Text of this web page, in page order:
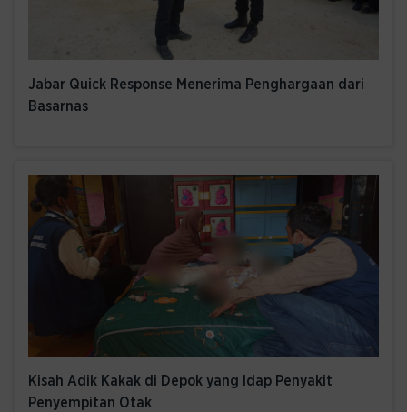
Jabar Quick Response Menerima Penghargaan dari
Basarnas
Kisah Adik Kakak di Depok yang Idap Penyakit
Penyempitan Otak